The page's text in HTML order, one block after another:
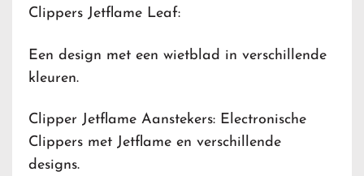
Clippers Jetflame Leaf:
Een design met een wietblad in verschillende
kleuren.
Clipper Jetflame Aanstekers: Electronische
Clippers met Jetflame en verschillende
designs.